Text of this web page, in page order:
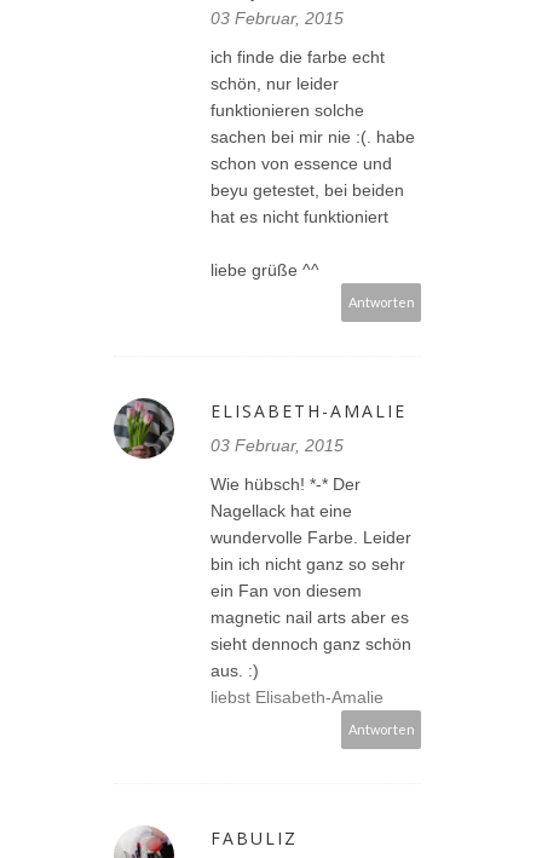
03 Februar, 2015
ich finde die farbe echt
schön, nur leider
funktionieren solche
sachen bei mir nie :(. habe
schon von essence und
beyu getestet, bei beiden
hat es nicht funktioniert
liebe grüße ^^
Antworten
ELISABETH-AMALIE
03 Februar, 2015
Wie hübsch! *-* Der
Nagellack hat eine
wundervolle Farbe. Leider
bin ich nicht ganz so sehr
ein Fan von diesem
magnetic nail arts aber es
sieht dennoch ganz schön
aus. :)
liebst Elisabeth-Amalie
Antworten
FABULIZ